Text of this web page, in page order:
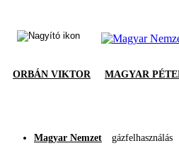
ORBÁN VIKTOR MAGYAR
Magyar Nemzet gázfelhasználás